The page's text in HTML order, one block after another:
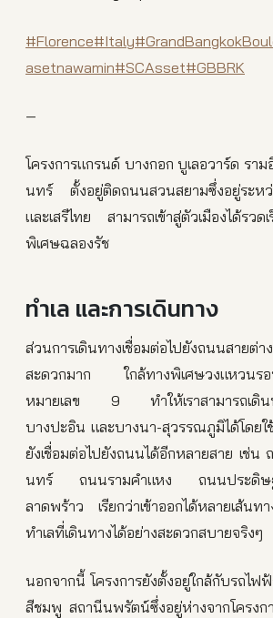
#Florence#Italy
asetnawamin#SCAsset#GBBRK
—
โครงการแกรนด์ บางกอก บูเลอวาร์ด รา
นทร์ ตั้งอยู่ติดถนนสวนสยามซึ่งอยู่ระหว่
และเสรีไทย สามารถเข้าสู่ตัวเมืองได้รวดเ
พิเศษฉลองรัช
ทำเล และการเดินทาง
ส่วนการเดินทางเชื่อมต่อไปยังถนนสา
สะดวกมาก ใกล้ทางพิเศษวงแหวนรอ
หมายเลข 9 ทำให้เราสามารถเดินท
บางปะอิน และบางนา-สุวรรณภูมิได้โดยใ
ยังเชื่อมต่อไปยังถนนได้อีกหลายสาย เช่
นทร์ ถนนรามคำแหง ถนนประดิษฐ์
ลาดพร้าว เรียกว่าเข้าออกได้หลายเส้น
ทำเลที่เดินทางได้อย่างสะดวกสบายจริงๆ
นอกจากนี้ โครงการยังตั้งอยู่ใกล้กับรถไฟ
สีชมพู สถานีนพรัตน์ซึ่งอยู่ห่างจากโครงก